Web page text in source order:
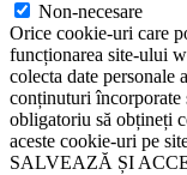
Non-necesare
Orice cookie-uri care
funcționarea site-ului
colecta date personale
conținuturi încorporate
obligatoriu să obțineți
aceste cookie-uri pe
SALVEAZĂ ȘI